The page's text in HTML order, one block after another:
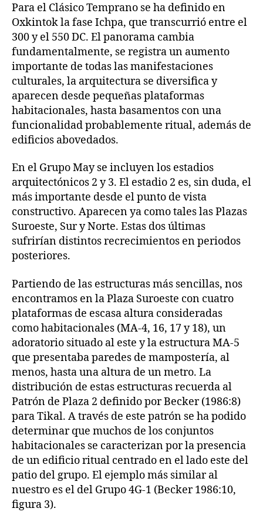
Para el Clásico Temprano se ha definido en
Oxkintok la fase Ichpa, que transcurrió entre el
300 y el 550 DC. El panorama cambia
fundamentalmente, se registra un aumento
importante de todas las manifestaciones
culturales, la arquitectura se diversifica y
aparecen desde pequeñas plataformas
habitacionales, hasta basamentos con una
funcionalidad probablemente ritual, además de
edificios abovedados.
En el Grupo May se incluyen los estadios
arquitectónicos 2 y 3. El estadio 2 es, sin duda, el
más importante desde el punto de vista
constructivo. Aparecen ya como tales las Plazas
Suroeste, Sur y Norte. Estas dos últimas
sufrirían distintos recrecimientos en periodos
posteriores.
Partiendo de las estructuras más sencillas, nos
encontramos en la Plaza Suroeste con cuatro
plataformas de escasa altura consideradas
como habitacionales (MA-4, 16, 17 y 18), un
adoratorio situado al este y la estructura MA-5
que presentaba paredes de mampostería, al
menos, hasta una altura de un metro. La
distribución de estas estructuras recuerda al
Patrón de Plaza 2 definido por Becker (1986:8)
para Tikal. A través de este patrón se ha podido
determinar que muchos de los conjuntos
habitacionales se caracterizan por la presencia
de un edificio ritual centrado en el lado este del
patio del grupo. El ejemplo más similar al
nuestro es el del Grupo 4G-1 (Becker 1986:10,
figura 3).